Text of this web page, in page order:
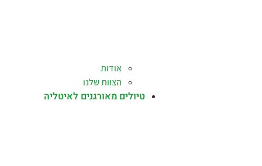
אודות
הצוות שלנו
טיולים מאורגנים לאיטליה